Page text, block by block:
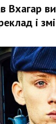
Вхагар
і